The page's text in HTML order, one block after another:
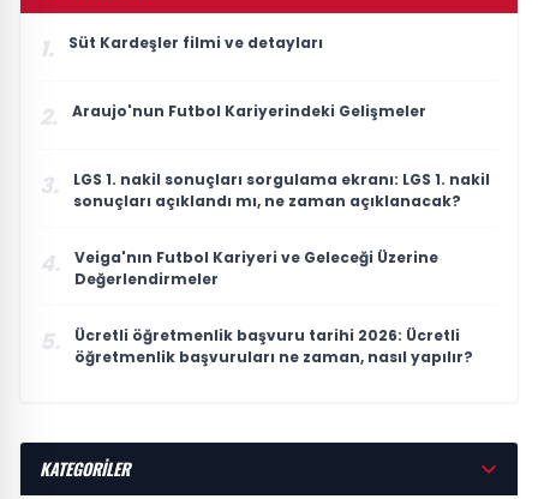
1. Süt Kardeşler filmi ve detayları
2. Araujo'nun Futbol Kariyerindeki Gelişmeler
3.
LGS 1. nakil sonuçları sorgulama ekranı: LGS 1. nakil
sonuçları açıklandı mı, ne zaman açıklanacak?
4.
Veiga'nın Futbol Kariyeri ve Geleceği Üzerine
Değerlendirmeler
5.
Ücretli öğretmenlik başvuru tarihi 2026: Ücretli
öğretmenlik başvuruları ne zaman, nasıl yapılır?
KATEGORİLER